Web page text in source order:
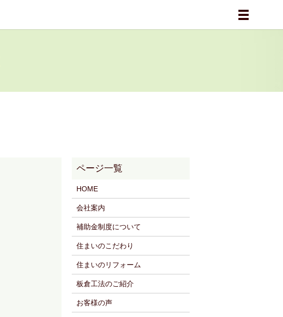
メニュー
HOME
会社案内
補助金制度について
住まいのこだわり
住まいのリフォーム
板倉工法のご紹介
お客様の声